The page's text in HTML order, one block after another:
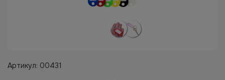
Артикул: 00431